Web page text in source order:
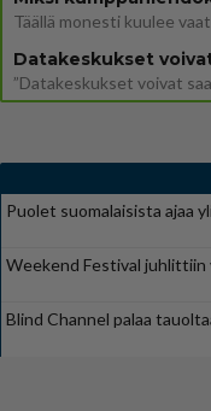
Puolet suomalaisista ajaa
Weekend Festival juhlittiin
Blind Channel palaa